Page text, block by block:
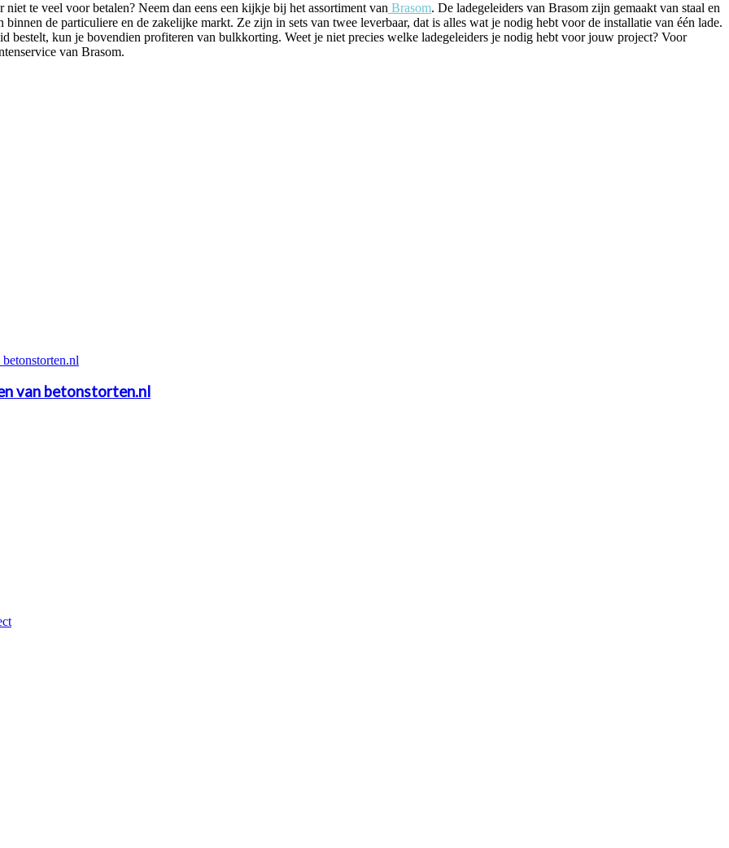
te veel voor betalen? Neem dan eens een kijkje bij het assortiment van Brasom. De ladegeleiders van Brasom zijn gemaakt van staal en
de particuliere en de zakelijke markt. Ze zijn in sets van twee leverbaar, dat is alles wat je nodig hebt voor de installatie van één lade.
bestelt, kun je bovendien profiteren van bulkkorting. Weet je niet precies welke ladegeleiders je nodig hebt voor jouw project? Voor
van Brasom.
van betonstorten.nl